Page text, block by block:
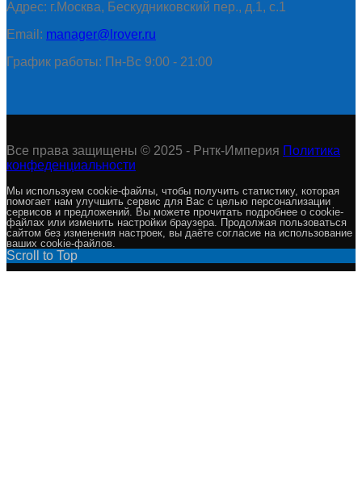
Адрес: г.Москва, Бескудниковский пер., д.1, с.1
Email: manager@lrover.ru
График работы: Пн-Вс 9:00 - 21:00
Все права защищены © 2025 - Рнтк-Империя Политика
конфеденциальности
Мы используем cookie-файлы, чтобы получить статистику, которая
помогает нам улучшить сервис для Вас с целью персонализации
сервисов и предложений. Вы можете прочитать подробнее о cookie-
файлах или изменить настройки браузера. Продолжая пользоваться
сайтом без изменения настроек, вы даёте согласие на использование
ваших cookie-файлов.
Scroll to Top